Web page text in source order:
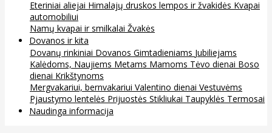
Eteriniai aliejai Himalajų druskos lempos ir žvakidės Kvapai
automobiliui
Namų kvapai ir smilkalai Žvakės
Dovanos ir kita
Dovanų rinkiniai Dovanos Gimtadieniams Jubiliejams
Kalėdoms, Naujiems Metams Mamoms Tėvo dienai Boso
dienai Krikštynoms
Mergvakariui, bernvakariui Valentino dienai Vestuvėms
Pjaustymo lentelės Prijuostės Stikliukai Taupyklės Termosai
Naudinga informacija